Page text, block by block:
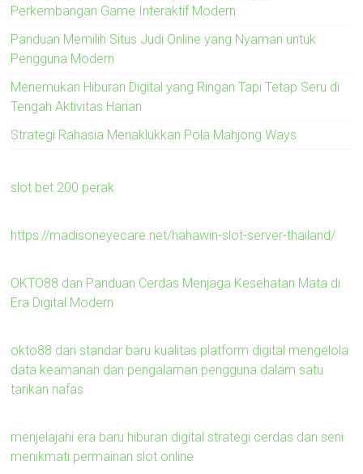
Perkembangan Game Interaktif Modern
Panduan Memilih Situs Judi Online yang Nyaman untuk
Pengguna Modern
Menemukan Hiburan Digital yang Ringan Tapi Tetap Seru di
Tengah Aktivitas Harian
Strategi Rahasia Menaklukkan Pola Mahjong Ways
slot bet 200 perak
https://madisoneyecare.net/hahawin-slot-server-thailand/
OKTO88 dan Panduan Cerdas Menjaga Kesehatan Mata di
Era Digital Modern
okto88 dan standar baru kualitas platform digital mengelola
data keamanan dan pengalaman pengguna dalam satu
tarikan nafas
menjelajahi era baru hiburan digital strategi cerdas dan seni
menikmati permainan slot online